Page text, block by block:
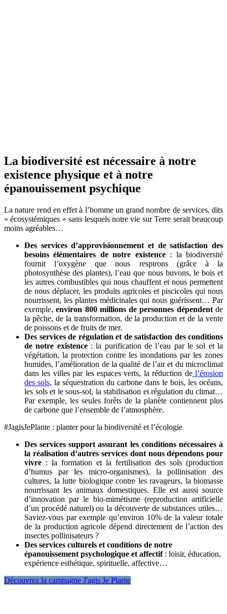
La biodiversité est nécessaire à notre
existence physique et à notre
épanouissement psychique
La nature rend en effet à l’homme un grand nombre de services, dits
« écosystémiques » sans lesquels notre vie sur Terre serait beaucoup
moins agréables…
Des services d’approvisionnement et de satisfaction des
besoins élémentaires de notre existence : la biodiversité
fournit l’oxygène que nous respirons (grâce à la
photosynthèse des plantes), l’eau que nous buvons, le bois et
les autres combustibles qui nous chauffent et nous permettent
de nous déplacer, les produits agricoles et piscicoles qui nous
nourrissent, les plantes médicinales qui nous guérissent… Par
exemple,environ 800 millions de personnes dépendentde
la pêche, de la transformation, de la production et de la vente
de poissons et de fruits de mer.
Des services de régulation et de satisfaction des conditions
de notre existence: la purification de l’eau par le sol et la
végétation, la protection contre les inondations par les zones
humides, l’amélioration de la qualité de l’air et du microclimat
dans les villes par les espaces verts, la réduction del’érosion
des sols, la séquestration du carbone dans le bois, les océans,
les sols et le sous-sol, la stabilisation et régulation du climat…
Par exemple, les seules forêts de la planète contiennent plus
de carbone que l’ensemble de l’atmosphère.
#JagisJePlante : planter pour la biodiversité et l’écologie
Des services support assurant les conditions nécessaires à
la réalisation d’autres services dont nous dépendons pour
vivre : la formation et la fertilisation des sols (production
d’humus par les micro-organismes), la pollinisation des
cultures, la lutte biologique contre les ravageurs, la biomasse
nourrissant les animaux domestiques. Elle est aussi source
d’innovation par le bio-mimétisme (reproduction artificielle
d’un procédé naturel) ou la découverte de substances utiles…
Saviez-vous par exemple qu’environ 10% de la valeur totale
de la production agricole dépend directement de l’action des
insectes pollinisateurs ?
Des services culturels et conditions de notre
épanouissement psychologique et affectif: loisir, éducation,
expérience esthétique, spirituelle, affective…
Découvrez la campagne J'agis Je Plante